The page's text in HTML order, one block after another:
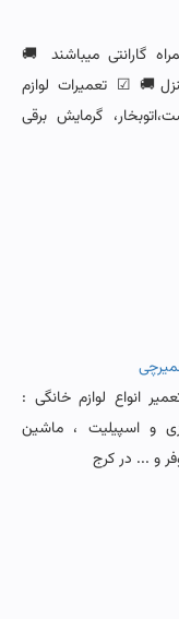
گارانتی میباشند 🚚
☑ تعمیرات لوازم
گرمایش برقی
انواع لوازم خانگی :
و اسپیلیت ، ماشین
و ... در کرج